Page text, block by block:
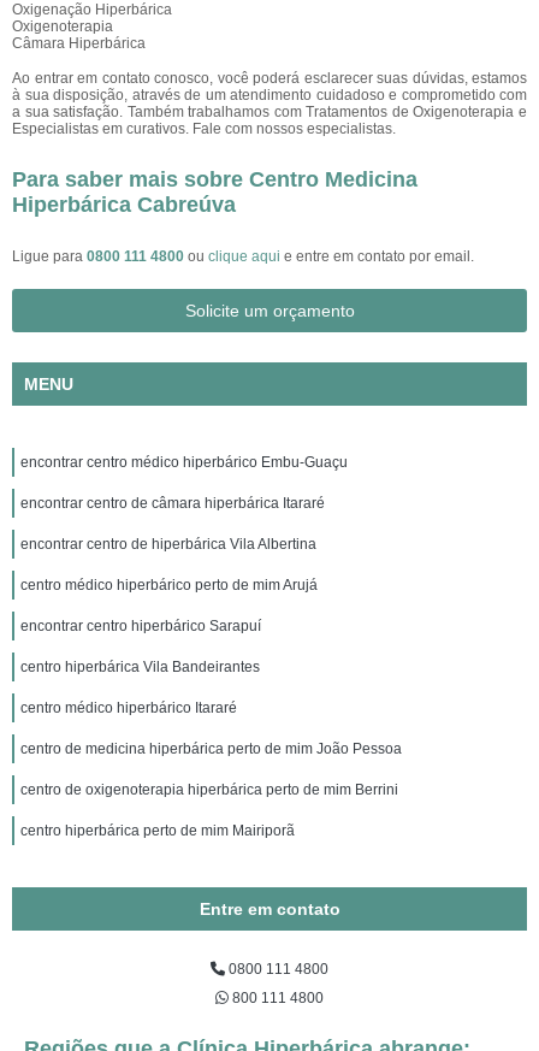
Oxigenação Hiperbárica
Oxigenoterapia
Câmara Hiperbárica
Ao entrar em contato conosco, você poderá esclarecer suas dúvidas, estamos
à sua disposição, através de um atendimento cuidadoso e comprometido com
a sua satisfação. Também trabalhamos com Tratamentos de Oxigenoterapia e
Especialistas em curativos. Fale com nossos especialistas.
Para saber mais sobre Centro Medicina
Hiperbárica Cabreúva
Ligue para 0800 111 4800 ou clique aqui e entre em contato por email.
Solicite um orçamento
MENU
encontrar centro médico hiperbárico Embu-Guaçu
encontrar centro de câmara hiperbárica Itararé
encontrar centro de hiperbárica Vila Albertina
centro médico hiperbárico perto de mim Arujá
encontrar centro hiperbárico Sarapuí
centro hiperbárica Vila Bandeirantes
centro médico hiperbárico Itararé
centro de medicina hiperbárica perto de mim João Pessoa
centro de oxigenoterapia hiperbárica perto de mim Berrini
centro hiperbárica perto de mim Mairiporã
Entre em contato
0800 111 4800
800 111 4800